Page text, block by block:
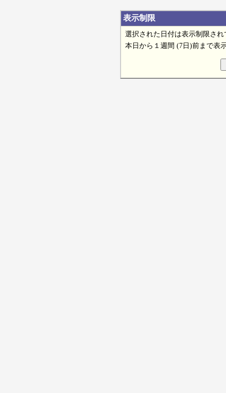
表示制限
選択された日付は表示制限され
本日から１週間 (7日)前まで表